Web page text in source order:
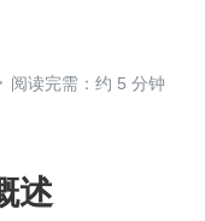
阅读完需：约 5 分钟
述